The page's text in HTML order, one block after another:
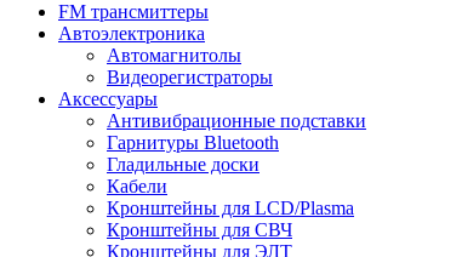
FM трансмиттеры
Автоэлектроника
Автомагнитолы
Видеорегистраторы
Аксессуары
Антивибрационные подставки
Гарнитуры Bluetooth
Гладильные доски
Кабели
Кронштейны для LCD/Plasma
Кронштейны для СВЧ
Кронштейны для ЭЛТ